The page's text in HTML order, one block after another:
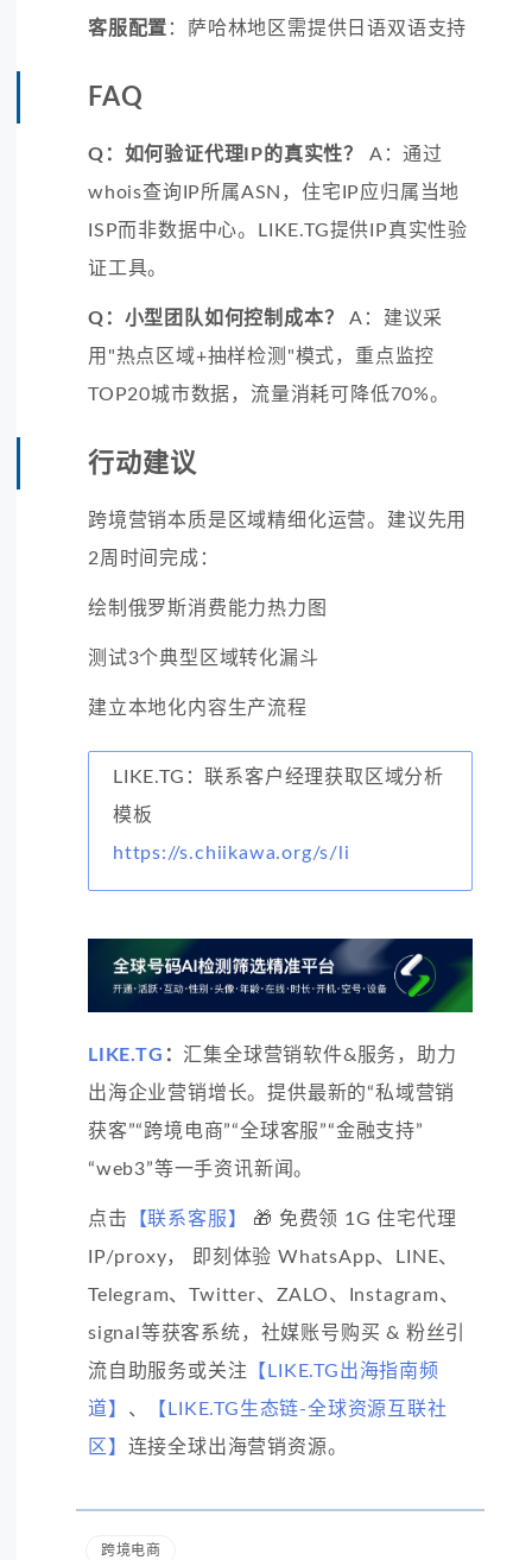
客服配置 ：萨哈林地区需提供日语双语支持
FAQ
Q：如何验证代理IP的真实性？
A：通过
whois查询IP所属ASN，住宅IP应归属当地
ISP而非数据中心。LIKE.TG提供IP真实性验
证工具。
Q：小型团队如何控制成本？
A：建议采
用"热点区域+抽样检测"模式，重点监控
TOP20城市数据，流量消耗可降低70%。
行动建议
跨境营销本质是区域精细化运营。建议先用
2周时间完成：
绘制俄罗斯消费能力热力图
测试3个典型区域转化漏斗
建立本地化内容生产流程
LIKE.TG：联系客户经理获取区域分析
模板
https://s.chiikawa.org/s/li
LIKE.TG ： 汇集全球营销软件&服务，助力
出海企业营销增长。提供最新的“私域营销
获客”“跨境电商”“全球客服”“金融支持”
“web3”等一手资讯新闻。
点击 【联系客服】
🎁 免费领 1G 住宅代理
IP/proxy， 即刻体验 WhatsApp、LINE、
Telegram、Twitter、ZALO、Instagram、
signal等获客系统，社媒账号购买 & 粉丝引
流自助服务或关注 【LIKE.TG出海指南频
道】 、
【LIKE.TG生态链-全球资源互联社
区】 连接全球出海营销资源。
跨境电商